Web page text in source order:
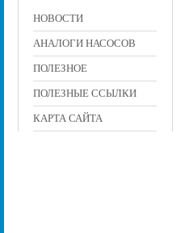
НОВОСТИ
АНАЛОГИ НАСОСОВ
ПОЛЕЗНОЕ
ПОЛЕЗНЫЕ ССЫЛКИ
КАРТА САЙТА